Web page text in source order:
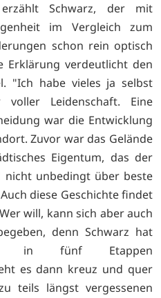
Schwarz, der mit
im Vergleich zum
schon rein optisch
Erklärung verdeutlicht den
"Ich habe vieles ja selbst
Leidenschaft. Eine
war die Entwicklung
Zuvor war das Gelände
Eigentum, das der
unbedingt über beste
diese Geschichte findet
will, kann sich aber auch
denn Schwarz hat
in fünf Etappen
es dann kreuz und quer
teils längst vergessenen